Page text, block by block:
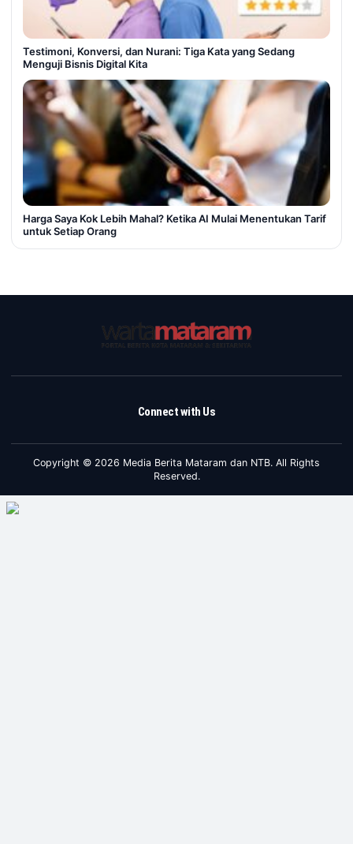
Testimoni, Konversi, dan Nurani: Tiga Kata yang Sedang
Menguji Bisnis Digital Kita
Harga Saya Kok Lebih Mahal? Ketika AI Mulai Menentukan Tarif
untuk Setiap Orang
Connect with Us
Copyright © 2026 Media Berita Mataram dan NTB. All Rights
Reserved.